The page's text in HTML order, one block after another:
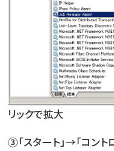
リックで拡大
③「スタート」→「コント